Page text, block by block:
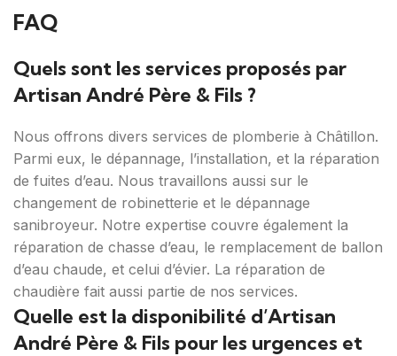
FAQ
Quels sont les services proposés par
Artisan André Père & Fils ?
Nous offrons divers services de plomberie à Châtillon.
Parmi eux, le dépannage, l’installation, et la réparation
de fuites d’eau. Nous travaillons aussi sur le
changement de robinetterie et le dépannage
sanibroyeur. Notre expertise couvre également la
réparation de chasse d’eau, le remplacement de ballon
d’eau chaude, et celui d’évier. La réparation de
chaudière fait aussi partie de nos services.
Quelle est la disponibilité d’Artisan
André Père & Fils pour les urgences et